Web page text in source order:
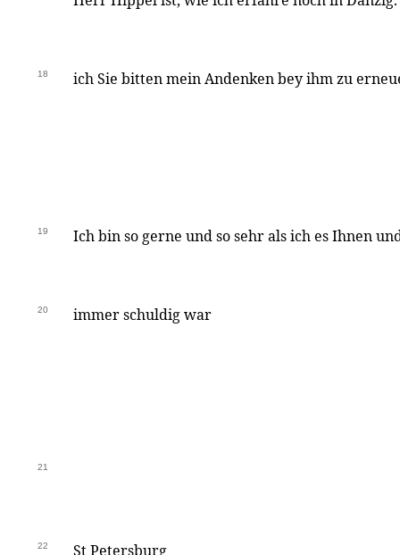
18 ich Sie bitten mein Andenken bey ihm zu
19 Ich bin so gerne und so sehr als ich es Ihnen
20 immer schuldig war
21
22 St Petersburg